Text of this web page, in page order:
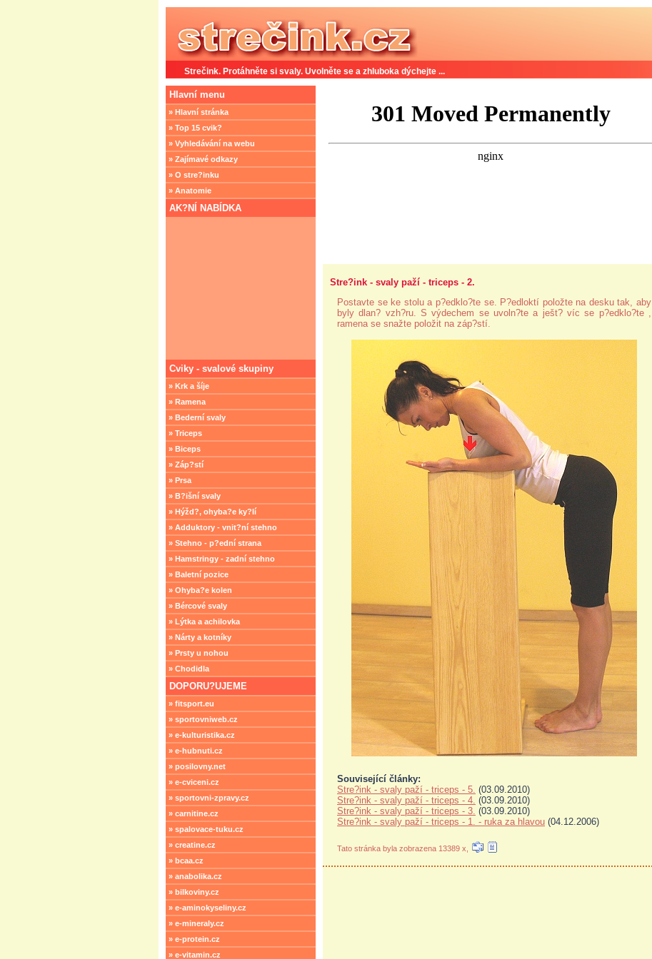
Strečink. Protáhněte si svaly. Uvolněte se a zhluboka dýchejte ...
Hlavní menu
» Hlavní stránka
» Top 15 cvik?
» Vyhledávání na webu
» Zajímavé odkazy
» O stre?inku
» Anatomie
AK?NÍ NABÍDKA
Cviky - svalové skupiny
» Krk a šíje
» Ramena
» Bederní svaly
» Triceps
» Biceps
» Záp?stí
» Prsa
» B?išní svaly
» Hýžd?, ohyba?e ky?lí
» Adduktory - vnit?ní stehno
» Stehno - p?ední strana
» Hamstringy - zadní stehno
» Baletní pozice
» Ohyba?e kolen
» Bércové svaly
» Lýtka a achilovka
» Nárty a kotníky
» Prsty u nohou
» Chodidla
DOPORU?UJEME
» fitsport.eu
» sportovniweb.cz
» e-kulturistika.cz
» e-hubnuti.cz
» posilovny.net
» e-cviceni.cz
» sportovni-zpravy.cz
» carnitine.cz
» spalovace-tuku.cz
» creatine.cz
» bcaa.cz
» anabolika.cz
» bilkoviny.cz
» e-aminokyseliny.cz
» e-mineraly.cz
» e-protein.cz
» e-vitamin.cz
Stre?ink - svaly paží - triceps - 2.
Postavte se ke stolu a p?edklo?te se. P?edloktí položte na desku tak, aby
byly dlan? vzh?ru. S výdechem se uvoln?te a ješt? víc se p?edklo?te ,
ramena se snažte položit na záp?stí.
Související články:
Stre?ink - svaly paží - triceps - 5. (03.09.2010)
Stre?ink - svaly paží - triceps - 4. (03.09.2010)
Stre?ink - svaly paží - triceps - 3. (03.09.2010)
Stre?ink - svaly paží - triceps - 1. - ruka za hlavou (04.12.2006)
Tato stránka byla zobrazena 13389 x,